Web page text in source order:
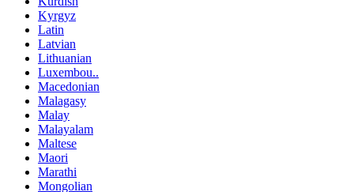
Kyrgyz
Latin
Latvian
Lithuanian
Luxembou..
Macedonian
Malagasy
Malay
Malayalam
Maltese
Maori
Marathi
Mongolian